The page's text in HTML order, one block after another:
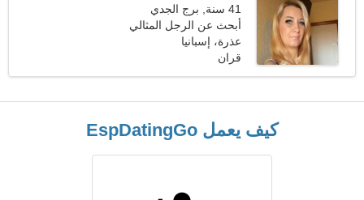
41 سنة, برج الجدي
أبحث عن الرجل المثالي
للقيام بنزهة مشتركة
عذرة، إسبانيا
قران
كيف يعمل EspDatingGo